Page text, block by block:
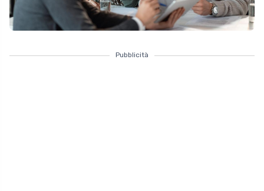
Pubblicità